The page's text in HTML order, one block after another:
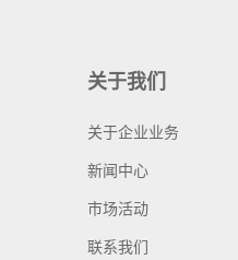
关于我们
关于企业业务
新闻中心
市场活动
联系我们